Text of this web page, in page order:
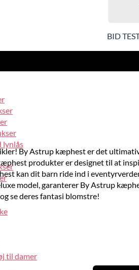
BID
lynlås
til damer
By Astrup kæphest er det
produkter er designet til at
kan dit barn ride ind i
model, garanterer By Astrup
se deres fantasi blomstre!